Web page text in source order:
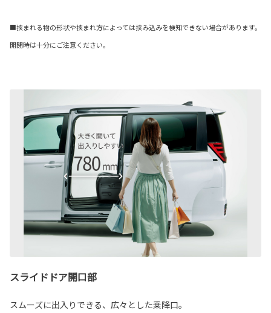
■挟まれる物の形状や挟まれ方によっては挟み込みを検知できない場合があります。
開閉時は十分にご注意ください。
スライドドア開口部
スムーズに出入りできる、広々とした乗降口。